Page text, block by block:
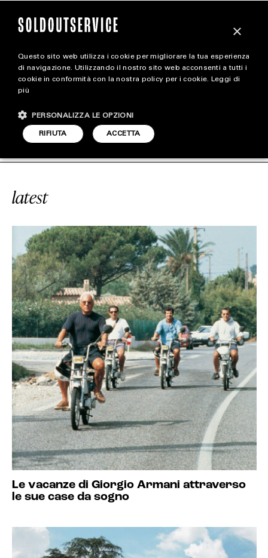
magazine
STYLE
FOOTWEAR
#VILLA ROSA SOLDOUTSERVICE
latest
Le vacanze di Giorgio Armani attraverso
le sue case da sogno
×
Questo sito web utilizza i cookie per migliorare la tua esperienza
di navigazione. Utilizzando il nostro sito web acconsenti a tutti i
cookie in conformità con la nostra policy per i cookie. Leggi di
più
ACCETTA
RIFIUTA
PERSONALIZZA LE OPZIONI